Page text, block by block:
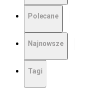
Polecane
Najnowsze
Tagi